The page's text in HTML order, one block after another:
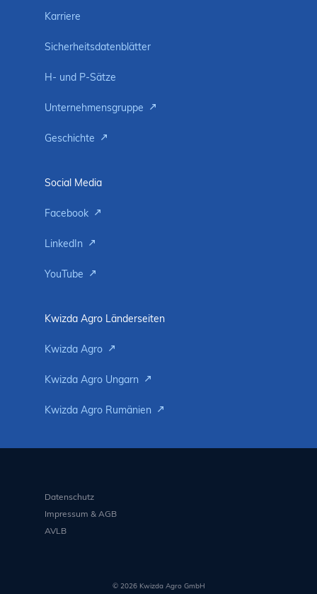
Karriere
Sicherheitsdatenblätter
H- und P-Sätze
Unternehmensgruppe
Geschichte
Social Media
Facebook
LinkedIn
YouTube
Kwizda Agro Länderseiten
Kwizda Agro
Kwizda Agro Ungarn
Kwizda Agro Rumänien
Datenschutz
Impressum & AGB
AVLB
© 2026 Kwizda Agro GmbH